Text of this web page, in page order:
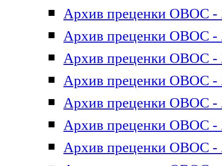
Архив преценки ОВОС -
Архив преценки ОВОС -
Архив преценки ОВОС -
Архив преценки ОВОС -
Архив преценки ОВОС -
Архив преценки ОВОС -
Архив преценки ОВОС -